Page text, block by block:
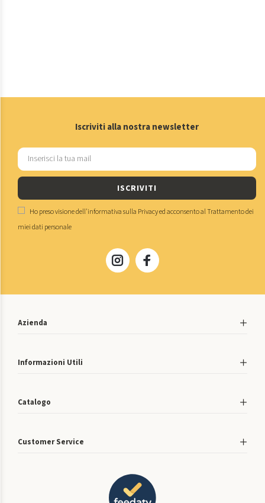
Iscriviti alla nostra newsletter
ISCRIVITI
Ho preso visione dell'informativa sulla Privacyed acconsento alTrattamento dei
miei dati personale
Azienda
Informazioni Utili
Catalogo
Customer Service